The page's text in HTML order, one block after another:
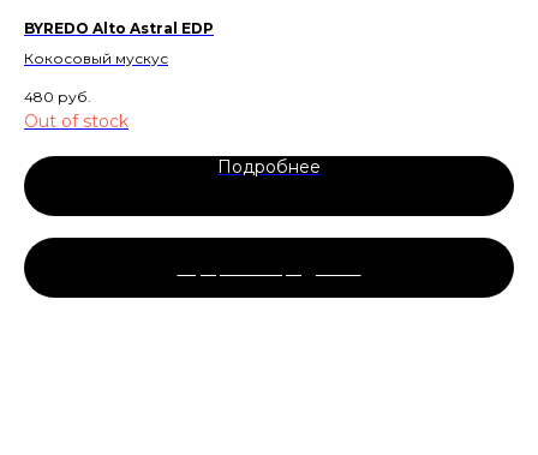
BYREDO Alto Astral EDP
Кокосовый мускус
480 руб.
Out of stock
Подробнее